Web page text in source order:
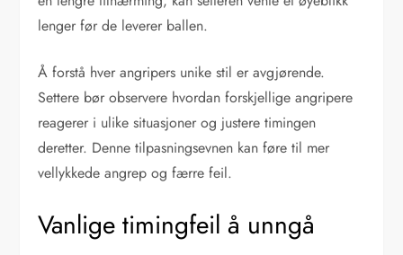
lenger før de leverer ballen.
Å forstå hver angripers unike stil er avgjørende.
Settere bør observere hvordan forskjellige angripere
reagerer i ulike situasjoner og justere timingen
deretter. Denne tilpasningsevnen kan føre til mer
vellykkede angrep og færre feil.
Vanlige timingfeil å unngå